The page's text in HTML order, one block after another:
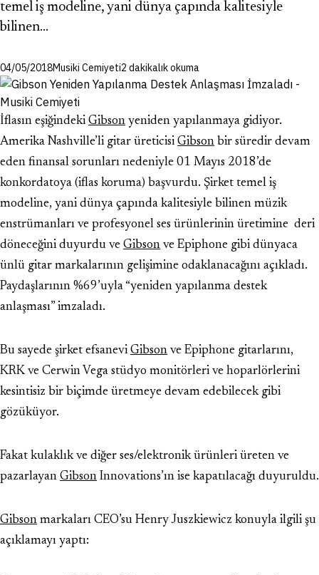
temel iş modeline, yani dünya çapında kalitesiyle
bilinen…
04/05/2018Musiki Cemiyeti2 dakikalık okuma
İflasın eşiğindeki Gibson yeniden yapılanmaya gidiyor.
Amerika Nashville’li gitar üreticisi Gibson bir süredir devam
eden finansal sorunları nedeniyle 01 Mayıs 2018’de
konkordatoya (iflas koruma) başvurdu. Şirket temel iş
modeline, yani dünya çapında kalitesiyle bilinen müzik
enstrümanları ve profesyonel ses ürünlerinin üretimine deri
döneceğini duyurdu ve Gibson ve Epiphone gibi dünyaca
ünlü gitar markalarının gelişimine odaklanacağını açıkladı.
Paydaşlarının %69’uyla “yeniden yapılanma destek
anlaşması” imzaladı.
Bu sayede şirket efsanevi Gibson ve Epiphone gitarlarını,
KRK ve Cerwin Vega stüdyo monitörleri ve hoparlörlerini
kesintisiz bir biçimde üretmeye devam edebilecek gibi
gözüküyor.
Fakat kulaklık ve diğer ses/elektronik ürünleri üreten ve
pazarlayan Gibson Innovations’ın ise kapatılacağı duyuruldu.
Gibson markaları CEO’su Henry Juszkiewicz konuyla ilgili şu
açıklamayı yaptı: